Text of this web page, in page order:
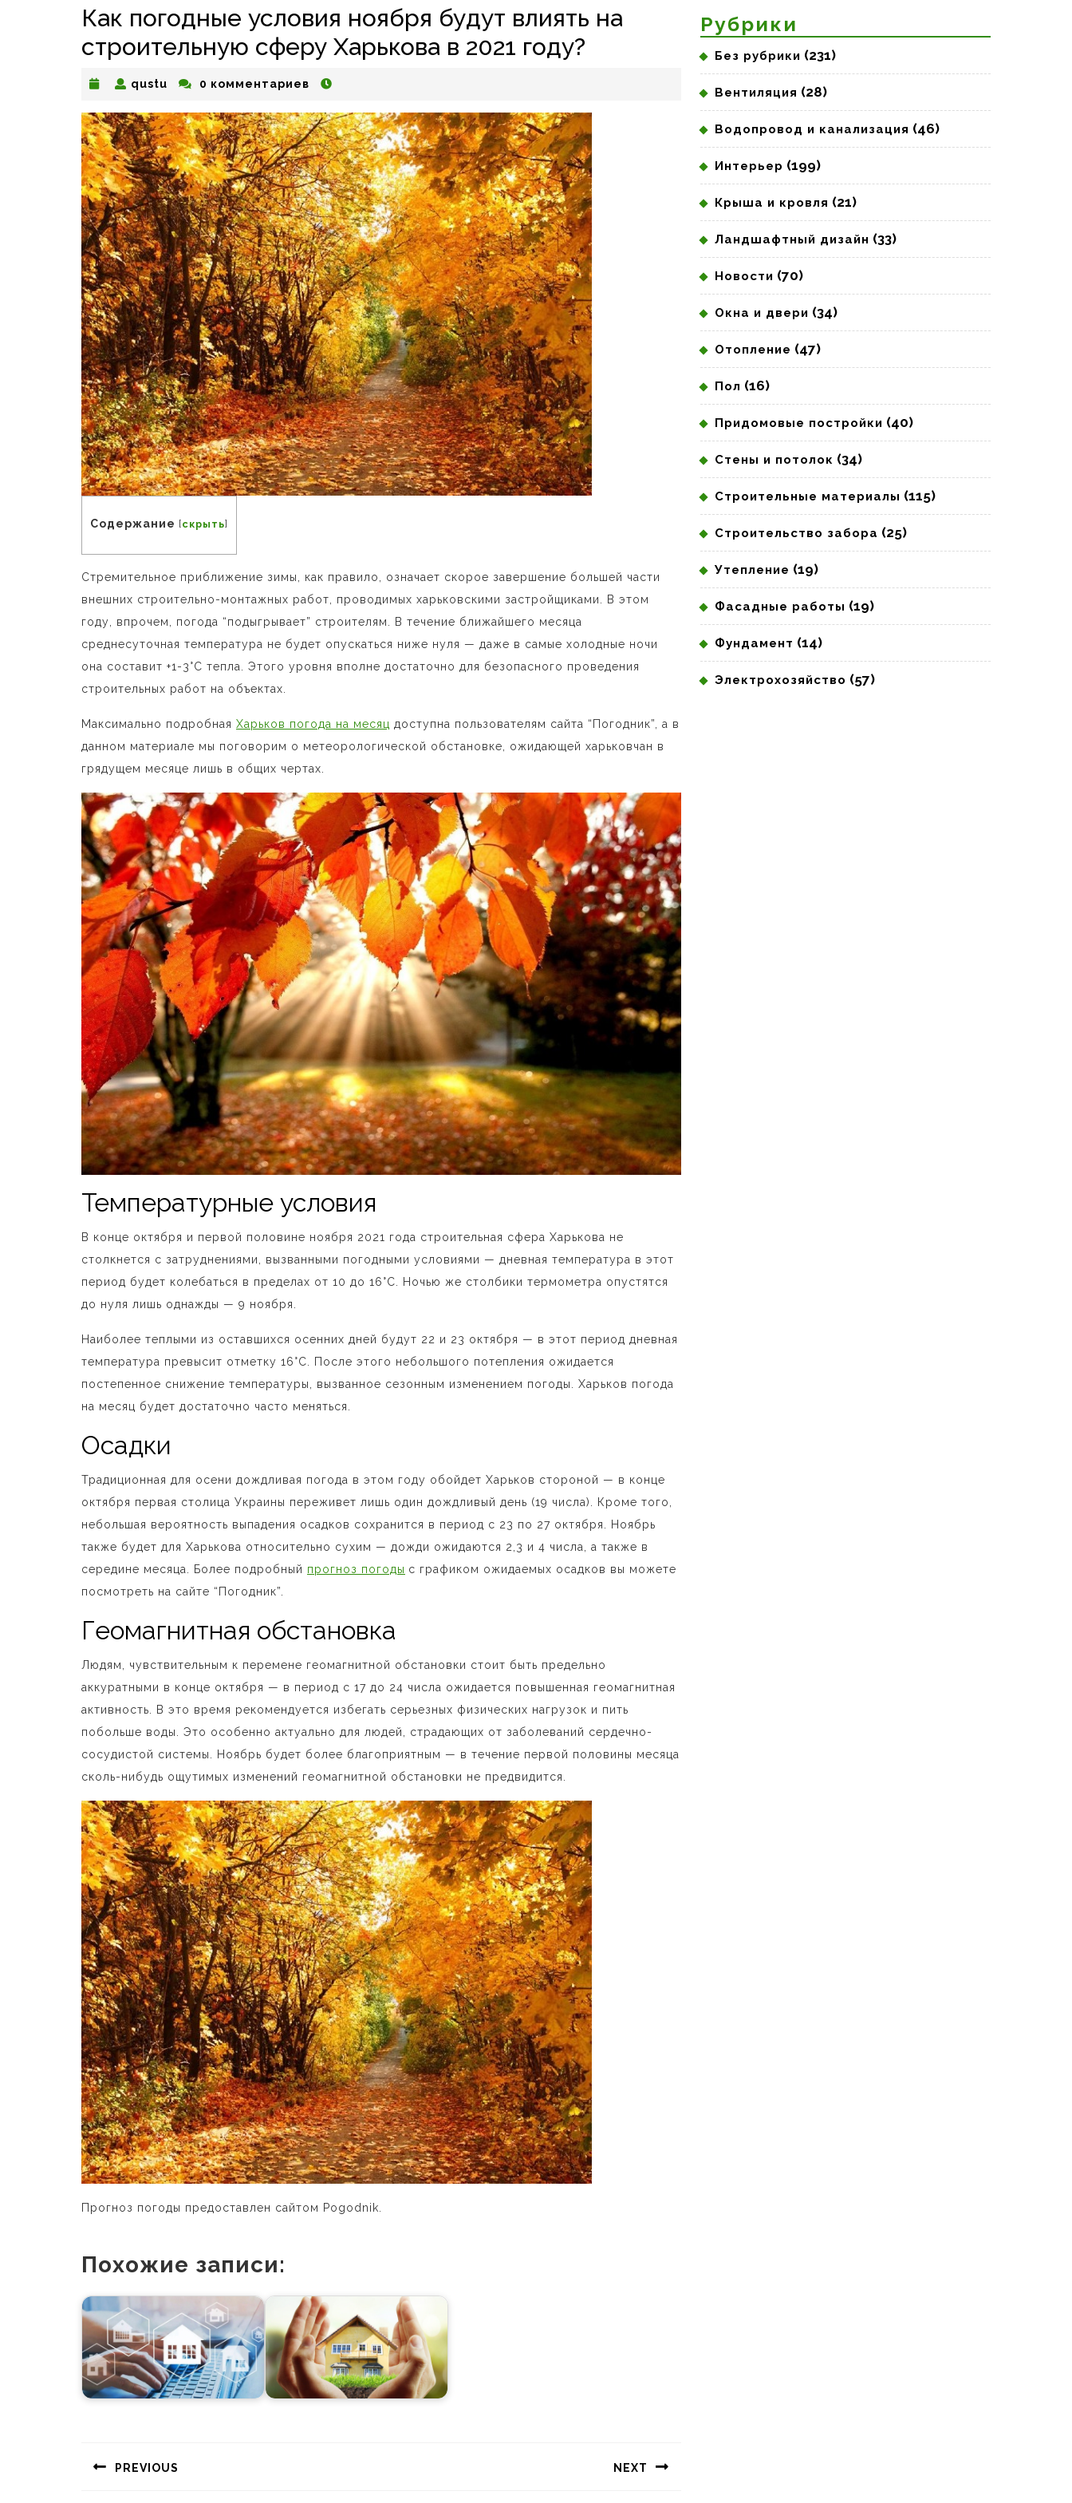
Как погодные условия ноября будут влиять на
строительную сферу Харькова в 2021 году?
qustu qustu0 комментариев
Содержание [скрыть]
Стремительное приближение зимы, как правило, означает скорое завершение большей части
внешних строительно-монтажных работ, проводимых харьковскими застройщиками. В этом
году, впрочем, погода “подыгрывает” строителям. В течение ближайшего месяца
среднесуточная температура не будет опускаться ниже нуля — даже в самые холодные ночи
она составит +1-3°C тепла. Этого уровня вполне достаточно для безопасного проведения
строительных работ на объектах.
Максимально подробная Харьков погода на месяц доступна пользователям сайта “Погодник”, а в
данном материале мы поговорим о метеорологической обстановке, ожидающей харьковчан в
грядущем месяце лишь в общих чертах.
Температурные условия
В конце октября и первой половине ноября 2021 года строительная сфера Харькова не
столкнется с затруднениями, вызванными погодными условиями — дневная температура в этот
период будет колебаться в пределах от 10 до 16°C. Ночью же столбики термометра опустятся
до нуля лишь однажды — 9 ноября.
Наиболее теплыми из оставшихся осенних дней будут 22 и 23 октября — в этот период дневная
температура превысит отметку 16°C. После этого небольшого потепления ожидается
постепенное снижение температуры, вызванное сезонным изменением погоды. Харьков погода
на месяц будет достаточно часто меняться.
Осадки
Традиционная для осени дождливая погода в этом году обойдет Харьков стороной — в конце
октября первая столица Украины переживет лишь один дождливый день (19 числа). Кроме того,
небольшая вероятность выпадения осадков сохранится в период с 23 по 27 октября. Ноябрь
также будет для Харькова относительно сухим — дожди ожидаются 2,3 и 4 числа, а также в
середине месяца. Более подробный прогноз погоды с графиком ожидаемых осадков вы можете
посмотреть на сайте “Погодник”.
Геомагнитная обстановка
Людям, чувствительным к перемене геомагнитной обстановки стоит быть предельно
аккуратными в конце октября — в период с 17 до 24 числа ожидается повышенная геомагнитная
активность. В это время рекомендуется избегать серьезных физических нагрузок и пить
побольше воды. Это особенно актуально для людей, страдающих от заболеваний сердечно-
сосудистой системы. Ноябрь будет более благоприятным — в течение первой половины месяца
сколь-нибудь ощутимых изменений геомагнитной обстановки не предвидится.
Прогноз погоды предоставлен сайтом Pogodnik.
Похожие записи:
по
PREVIOUS NEXT
Рубрики
Без рубрики (231)
Вентиляция (28)
Водопровод и канализация (46)
Интерьер (199)
Крыша и кровля (21)
Ландшафтный дизайн (33)
Новости (70)
Окна и двери (34)
Отопление (47)
Пол (16)
Придомовые постройки (40)
Стены и потолок (34)
Строительные материалы (115)
Строительство забора (25)
Утепление (19)
Фасадные работы (19)
Фундамент (14)
Электрохозяйство (57)